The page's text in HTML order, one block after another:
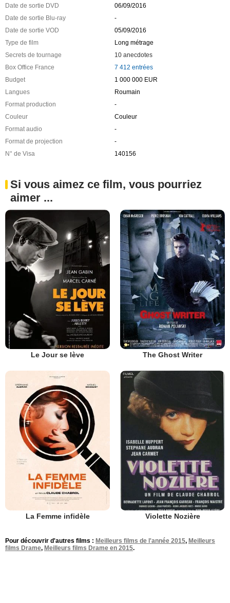
Date de sortie DVD
06/09/2016
Date de sortie Blu-ray
-
Date de sortie VOD
05/09/2016
Type de film
Long métrage
Secrets de tournage
10 anecdotes
Box Office France
7 412 entrées
Budget
1 000 000 EUR
Langues
Roumain
Format production
-
Couleur
Couleur
Format audio
-
Format de projection
-
N° de Visa
140156
Si vous aimez ce film, vous pourriez
aimer ...
Le Jour se lève The Ghost Writer
La Femme infidèle Violette Nozière
Pour découvrir d'autres films : Meilleurs films de l'année 2015, Meilleurs
films Drame, Meilleurs films Drame en 2015.